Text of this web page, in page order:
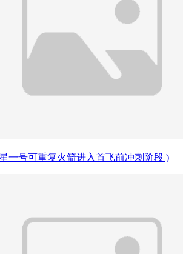
一号可重复火箭进入首飞前冲刺阶段 )